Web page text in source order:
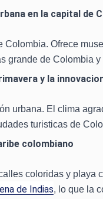
en la capital de
Colombia. Ofrece
grande de Colombia
y la
urbana. El clima
turisticas de
colombiano
coloridas y playa
de Indias, lo que la